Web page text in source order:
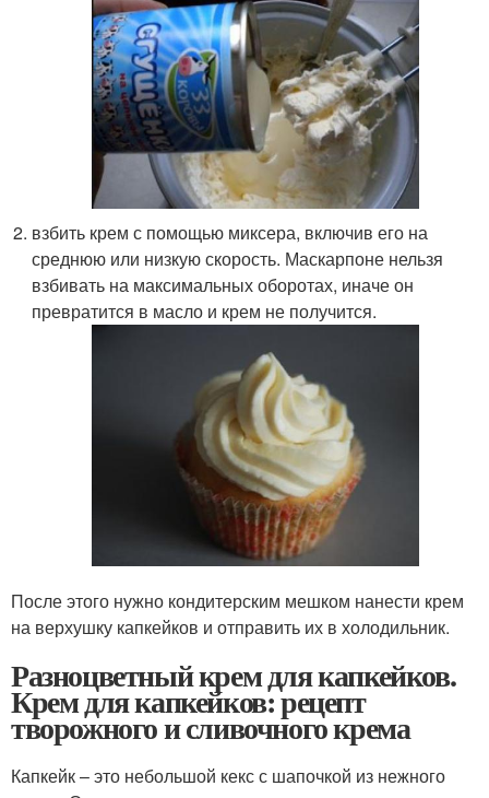
взбить крем с помощью миксера, включив его на
среднюю или низкую скорость. Маскарпоне нельзя
взбивать на максимальных оборотах, иначе он
превратится в масло и крем не получится.
После этого нужно кондитерским мешком нанести крем
на верхушку капкейков и отправить их в холодильник.
Разноцветный крем для капкейков.
Крем для капкейков: рецепт
творожного и сливочного крема
Капкейк – это небольшой кекс с шапочкой из нежного